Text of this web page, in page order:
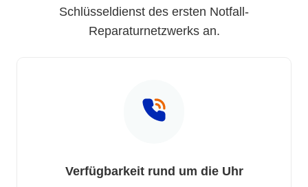
Schlüsseldienst des ersten Notfall-
Reparaturnetzwerks an.
Verfügbarkeit rund um die Uhr